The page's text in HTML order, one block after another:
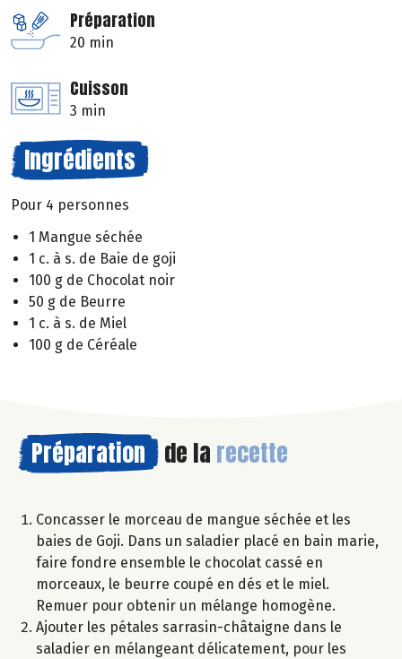
Préparation
20 min
Cuisson
3 min
Ingrédients
Pour 4 personnes
1 Mangue séchée
1 c. à s. de Baie de goji
100 g de Chocolat noir
50 g de Beurre
1 c. à s. de Miel
100 g de Céréale
Préparation de la recette
Concasser le morceau de mangue séchée et les
baies de Goji. Dans un saladier placé en bain marie,
faire fondre ensemble le chocolat cassé en
morceaux, le beurre coupé en dés et le miel.
Remuer pour obtenir un mélange homogène.
Ajouter les pétales sarrasin-châtaigne dans le
saladier en mélangeant délicatement, pour les